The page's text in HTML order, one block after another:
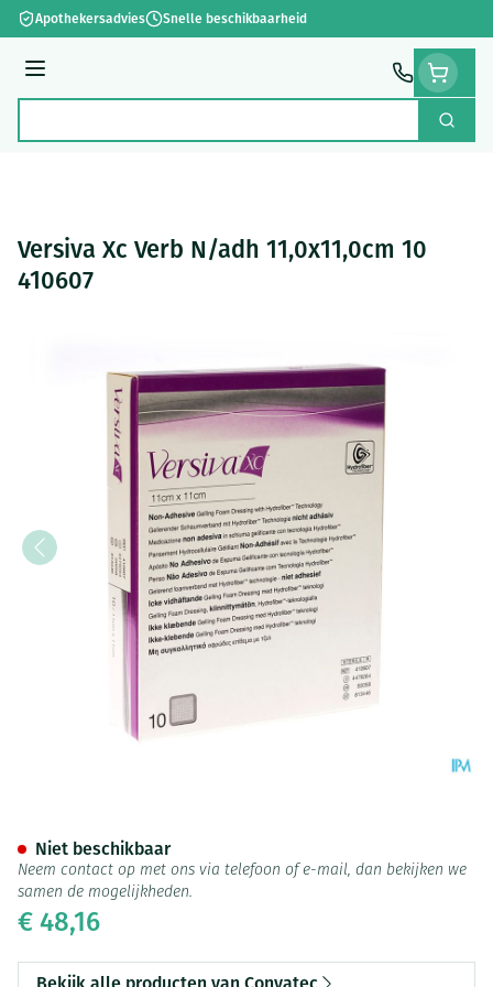
Ga naar de inhoud
Apothekersadvies Snelle beschikbaarheid
Menu
Zoek
Versiva Xc Verb N/adh 11,0x11,0cm 10
410607
€ 48,16
Niet beschikbaar
Neem contact op met ons via telefoon of e-mail, dan bekijken we
samen de mogelijkheden.